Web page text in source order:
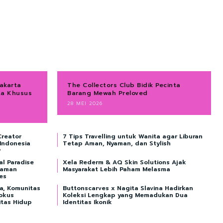
Khusus
The Collectors Club Bidik Pecinta
Barang Mewah Preloved
28 MEI 2026
7 Tips Travelling untuk Wanita agar Liburan
Tetap Aman, Nyaman, dan Stylish
Paradise Xela Rederm & AQ Skin Solutions Ajak
Masyarakat Lebih Paham Melasma
Komunitas
Hidup
Buttonscarves x Nagita Slavina Hadirkan
Koleksi Lengkap yang Memadukan Dua
Identitas Ikonik